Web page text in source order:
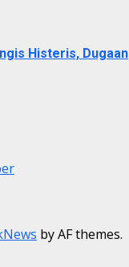
Histeris, Dugaan
by AF themes.